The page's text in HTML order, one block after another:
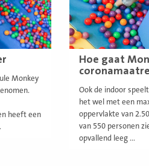
Monkey
heeft een
Hoe gaat
Ook de indoor
het wel met een
oppervlakte van
van 550 personen
opvallend leeg ...